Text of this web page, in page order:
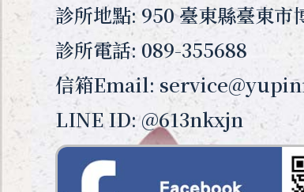
診所地點: 950 臺東縣臺東市
診所電話: 089-355688
信箱Email:
LINE ID: @613nkxjn